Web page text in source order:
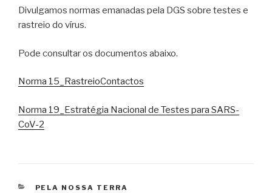
Divulgamos normas emanadas pela DGS sobre testes e
rastreio do vírus.
Pode consultar os documentos abaixo.
Norma 15_RastreioContactos
Norma 19_Estratégia Nacional de Testes para SARS-
CoV-2
CATEGORIAS
PELA NOSSA TERRA